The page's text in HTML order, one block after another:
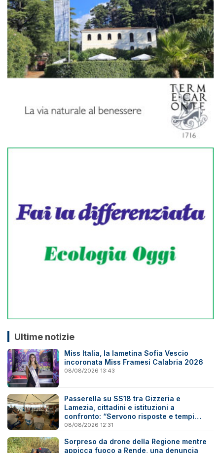
Ultime notizie
Miss Italia, la lametina Sofia Vescio
incoronata Miss Framesi Calabria 2026
08/08/2026 13:43
Passerella su SS18 tra Gizzeria e
Lamezia, cittadini e istituzioni a
confronto: “Servono risposte e tempi
certi”
08/08/2026 12:31
Sorpreso da drone della Regione mentre
appicca fuoco a Rende, una denuncia